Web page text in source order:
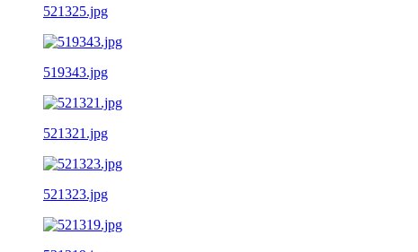
521325.jpg
519343.jpg
521321.jpg
521323.jpg